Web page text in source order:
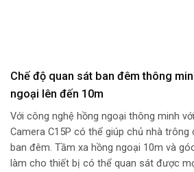
Chế độ quan sát ban đêm thông
ngoại lên đến 10m
Với công nghệ hồng ngoại thông minh
Camera C15P có thể giúp chủ nhà trông
ban đêm. Tầm xa hồng ngoại 10m và
làm cho thiết bị có thể quan sát được